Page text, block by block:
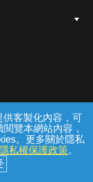
客製化內容，可
覽本網站內容，
。更多關於隱私
隱私權保護政策。
條款 隱私權保護
人家庭分公司
© 2026